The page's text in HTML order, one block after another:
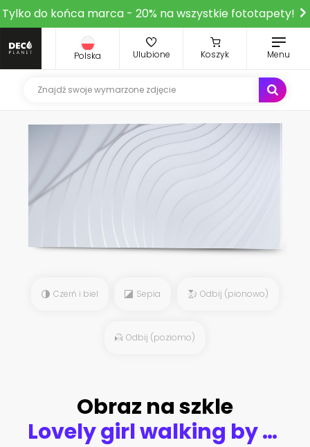
Tylko do końca marca - 20% na wszystkie fototapety!
Polska Ulubione Koszyk Menu
Czerń i biel Sepia Odbij (pionowo)
Odbij (poziomo)
Obraz na szkle
Lovely girl walking by blooming lavender fields in Luberon area in Provence, France. Beautiful girl dressing straw hat and blue boho chic dress - traditional Provencal style.